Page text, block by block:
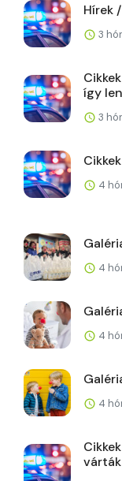
Hírek
3
így
3
4
4
4
4
várták